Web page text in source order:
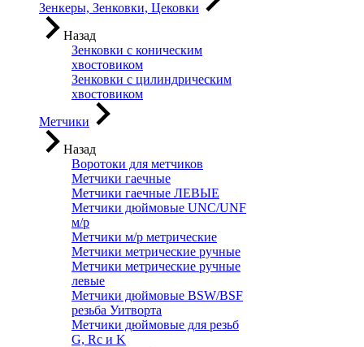
Зенкеры, Зенковки, Цековки
Назад
Зенковки с коническим
хвостовиком
Зенковки с цилиндрическим
хвостовиком
Метчики
Назад
Воротоки для метчиков
Метчики гаечные
Метчики гаечные ЛЕВЫЕ
Метчики дюймовые UNC/UNF
м/р
Метчики м/р метрические
Метчики метрические ручные
Метчики метрические ручные
левые
Метчики дюймовые BSW/BSF
резьба Уитворта
Метчики дюймовые для резьб
G, Rc и K